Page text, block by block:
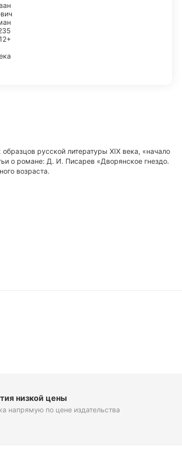
12+
русской литературы XIX века, «начало
о романе: Д. И. Писарев «Дворянское гнездо.
возраста.
низкой цены
напрямую по цене издательства